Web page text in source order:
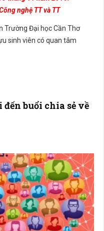
nghệ TT và TT
Trường Đại học Cần Thơ
sinh viên có quan tâm
buổi chia sẻ về